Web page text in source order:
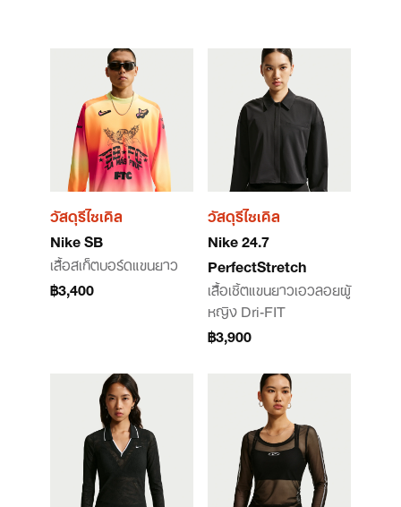
วัสดุรีไซเคิล
Nike SB
เสื้อสเก็ตบอร์ดแขนยาว
฿3,400
วัสดุรีไซเคิล
Nike 24.7
PerfectStretch
เสื้อเชิ้ตแขนยาวเอวลอยผู้
หญิง Dri-FIT
฿3,900